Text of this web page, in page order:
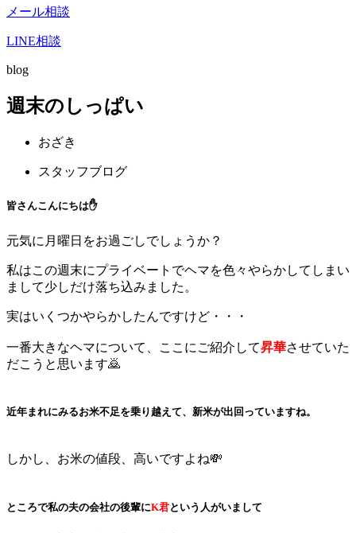
メール相談
LINE相談
blog
週末のしっぱい
おざき
スタッフブログ
皆さんこんにちは✋
元気に月曜日をお過ごしでしょうか？
私はこの週末にプライベートでヘマを色々やらかしてしまい
まして少しだけ落ち込みました。
実はいくつかやらかしたんですけど・・・
一番大きなヘマについて、ここにご紹介して昇華させていた
だこうと思います🙇
近年まれにみるお米不足を乗り越えて、新米が出回っていますね。
しかし、お米の値段、高いですよね💸
ところで私の夫の会社の後輩にK君という人がいまして